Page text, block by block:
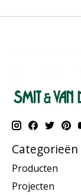
Categorieën
Producten
Projecten